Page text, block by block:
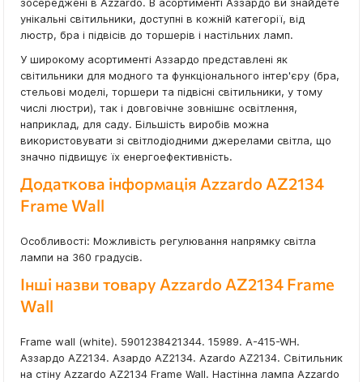
зосереджені в Azzardo. В асортименті Аззардо ви знайдете
унікальні світильники, доступні в кожній категорії, від
люстр, бра і підвісів до торшерів і настільних ламп.
У широкому асортименті Аззардо представлені як
світильники для модного та функціонального інтер'єру (бра,
стельові моделі, торшери та підвісні світильники, у тому
числі люстри), так і довговічне зовнішнє освітлення,
наприклад, для саду. Більшість виробів можна
використовувати зі світлодіодними джерелами світла, що
значно підвищує їх енергоефективність.
Додаткова інформація Azzardo AZ2134
Frame Wall
Особливості: Можливість регулювання напрямку світла
лампи на 360 градусів.
Інші назви товару Azzardo AZ2134 Frame
Wall
Frame wall (white). 5901238421344. 15989. A-415-WH.
Аззардо AZ2134. Азардо AZ2134. Azardo AZ2134. Світильник
на стіну Azzardo AZ2134 Frame Wall. Настінна лампа Azzardo